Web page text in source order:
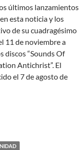
últimos lanzamientos
esta noticia y los
de su cuadragésimo
11 de noviembre a
discos “Sounds Of
Antichrist”. El
el 7 de agosto de